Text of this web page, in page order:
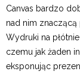
Canvas bardzo
nad nim znaczącą
Wydruki na
czemu jak żaden
eksponując